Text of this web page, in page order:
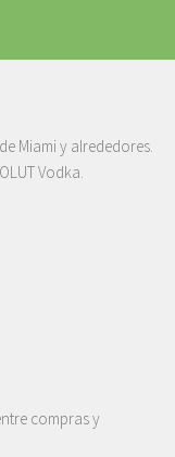
Miami y alrededores.
Vodka.
compras y